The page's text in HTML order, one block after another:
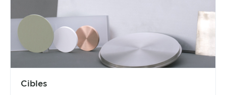
Cibles